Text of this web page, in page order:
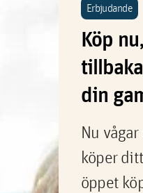
Erbjudande
Köp
din
Nu
köper
öppet